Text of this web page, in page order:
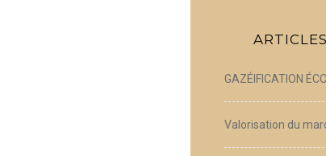
GAZÉIFICATION
Valorisation du